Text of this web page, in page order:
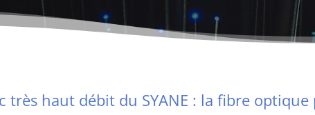
très haut débit du SYANE : la fibre